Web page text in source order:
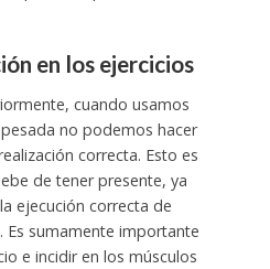
en los ejercicios
cuando usamos
no podemos hacer
correcta. Esto es
de tener presente, ya
ejecución correcta de
Es sumamente importante
e incidir en los músculos